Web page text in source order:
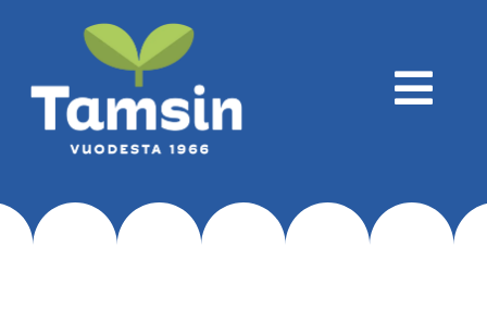
Yritys